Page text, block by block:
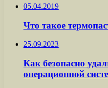
05.04.2019
Что такое
25.09.2023
Как безопасно
операционной